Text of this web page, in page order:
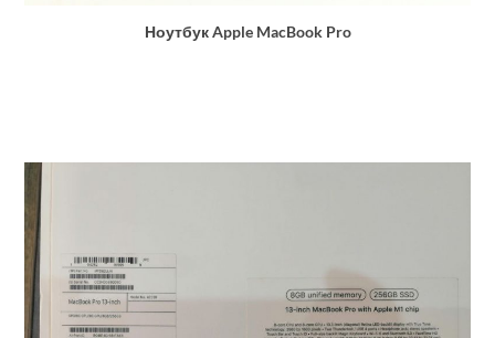
Ноутбук Apple MacBook Pro